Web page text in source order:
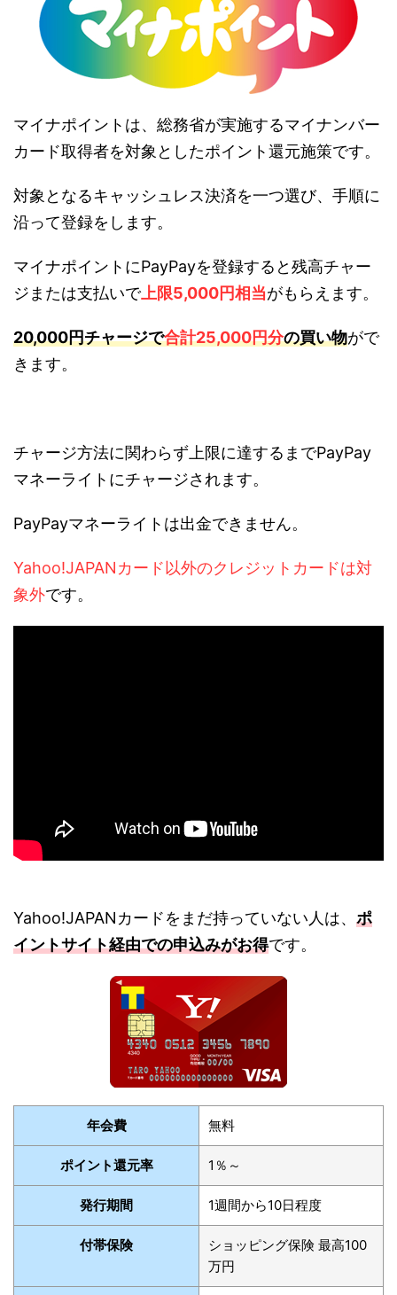
マイナポイントは、総務省が実施するマイナンバー
カード取得者を対象としたポイント還元施策です。
対象となるキャッシュレス決済を一つ選び、手順に
沿って登録をします。
マイナポイントにPayPayを登録すると残高チャー
ジまたは支払いで上限5,000円相当がもらえます。
20,000円チャージで合計25,000円分の買い物がで
きます。
チャージ方法に関わらず上限に達するまでPayPay
マネーライトにチャージされます。
PayPayマネーライトは出金できません。
Yahoo!JAPANカード以外のクレジットカードは対
象外です。
Yahoo!JAPANカードをまだ持っていない人は、 ポ
イントサイト経由での申込みがお得です。
年会費 無料
ポイント還元率 1％～
発行期間 1週間から10日程度
付帯保険
ショッピング保険 最高100
万円